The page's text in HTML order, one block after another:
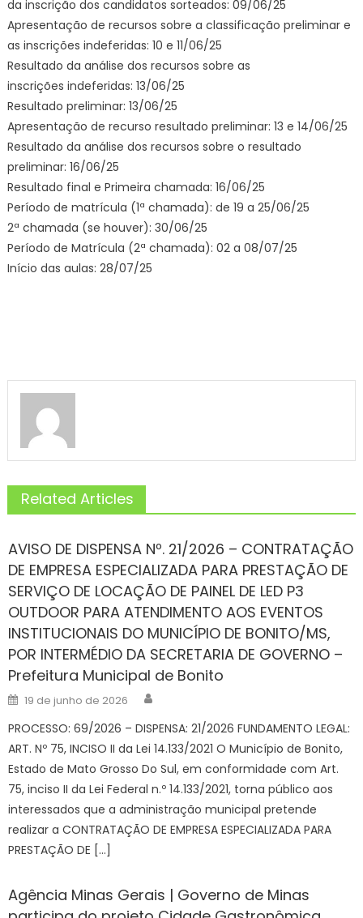
da inscrição dos candidatos sorteados: 09/06/25
Apresentação de recursos sobre a classificação preliminar e
as inscrições indeferidas: 10 e 11/06/25
Resultado da análise dos recursos sobre as
inscrições indeferidas: 13/06/25
Resultado preliminar: 13/06/25
Apresentação de recurso resultado preliminar: 13 e 14/06/25
Resultado da análise dos recursos sobre o resultado
preliminar: 16/06/25
Resultado final e Primeira chamada: 16/06/25
Período de matrícula (1ª chamada): de 19 a 25/06/25
2ª chamada (se houver): 30/06/25
Período de Matrícula (2ª chamada): 02 a 08/07/25
Início das aulas: 28/07/25
Related Articles
AVISO DE DISPENSA Nº. 21/2026 – CONTRATAÇÃO
DE EMPRESA ESPECIALIZADA PARA PRESTAÇÃO DE
SERVIÇO DE LOCAÇÃO DE PAINEL DE LED P3
OUTDOOR PARA ATENDIMENTO AOS EVENTOS
INSTITUCIONAIS DO MUNICÍPIO DE BONITO/MS,
POR INTERMÉDIO DA SECRETARIA DE GOVERNO –
Prefeitura Municipal de Bonito
Posted
on
19 de junho de 2026
PROCESSO: 69/2026 – DISPENSA: 21/2026 FUNDAMENTO LEGAL:
ART. Nº 75, INCISO II da Lei 14.133/2021 O Município de Bonito,
Estado de Mato Grosso Do Sul, em conformidade com Art.
75, inciso II da Lei Federal n.º 14.133/2021, torna público aos
interessados que a administração municipal pretende
realizar a CONTRATAÇÃO DE EMPRESA ESPECIALIZADA PARA
PRESTAÇÃO DE […]
Agência Minas Gerais | Governo de Minas